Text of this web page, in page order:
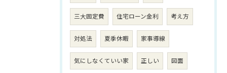
三大固定費 住宅ローン金利 考え方
対処法 夏季休暇 家事導線
気にしなくていい家 正しい 図面